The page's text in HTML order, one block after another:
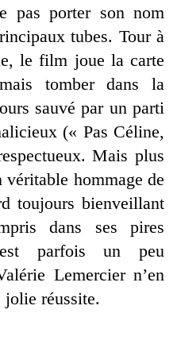
pas porter son nom
tubes. Tour à
le film joue la carte
tomber dans la
sauvé par un parti
(« Pas Céline,
Mais plus
hommage de
toujours bienveillant
dans ses pires
est parfois un peu
Lemercier n’en
jolie réussite.